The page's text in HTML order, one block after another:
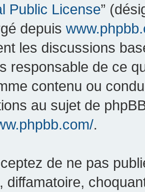
Public License”
depuis
les discussions
responsable de ce
contenu ou
au sujet de
.
de ne pas
diffamatoire,